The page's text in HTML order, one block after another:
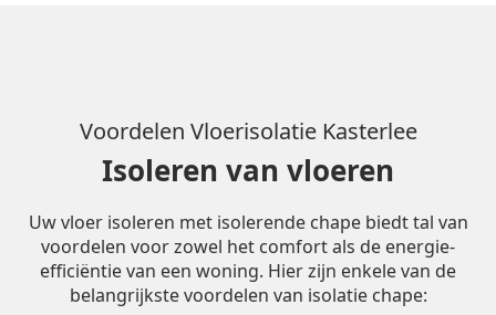
Voordelen Vloerisolatie Kasterlee
Isoleren van vloeren
Uw vloer isoleren met isolerende chape biedt tal van
voordelen voor zowel het comfort als de energie-
efficiëntie van een woning. Hier zijn enkele van de
belangrijkste voordelen van isolatie chape: